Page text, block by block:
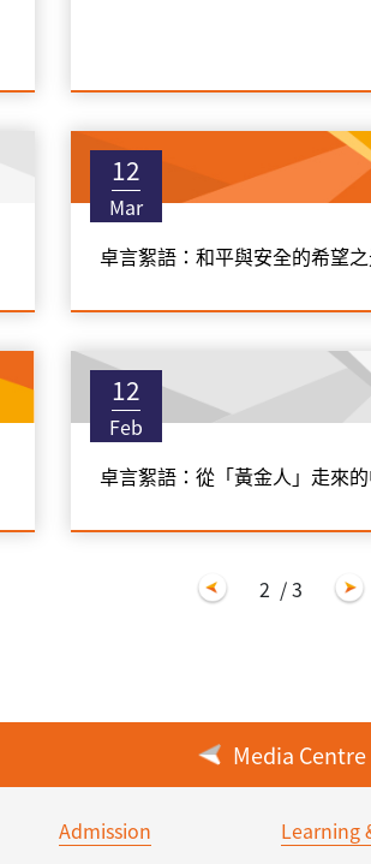
12
Mar
卓言絮語：和平與安全的希望
12
Feb
卓言絮語：從「黃金人」走來
2 / 3
Media Centre
Admission Learning